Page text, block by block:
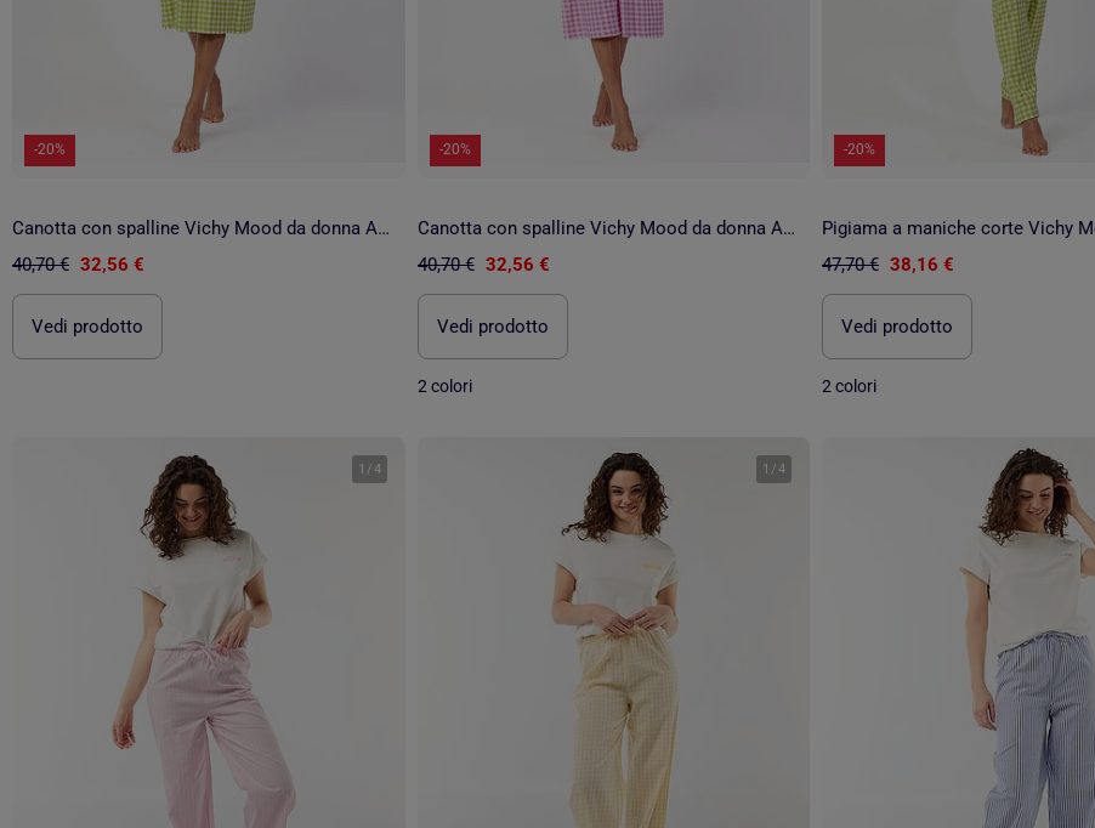
-20%
Canotta con spalline Vichy Mood da donna ADMAS
40,70 € 32,56 €
Vedi prodotto
-20%
Canotta con spalline Vichy Mood da donna ADMAS
40,70 € 32,56 €
Vedi prodotto
2 colori
-20%
47,70 € 38,16 €
Vedi prodotto
2 colori
1 /4 1 /4